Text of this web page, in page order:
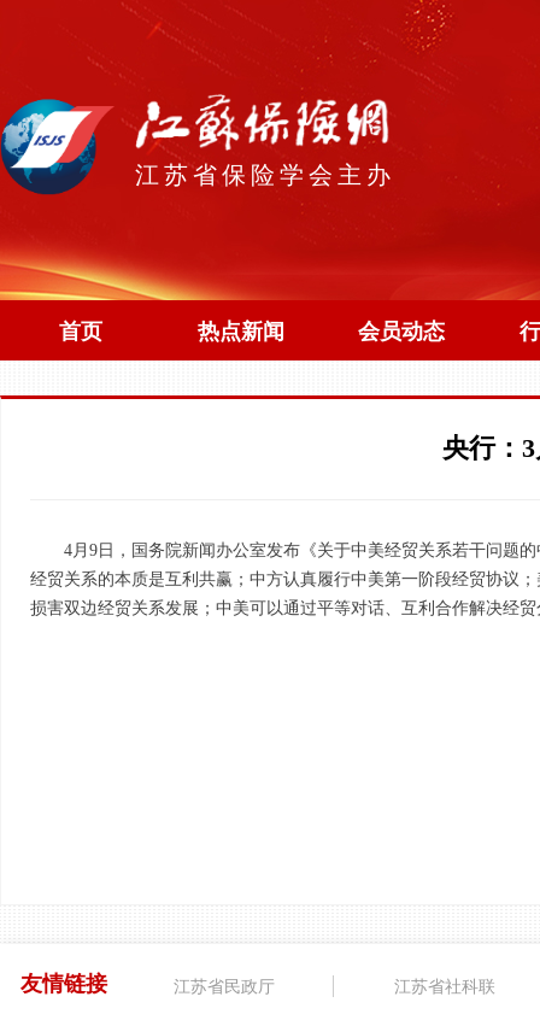
首页 热点新闻 会员动态
江苏省保险学会主办
央行：
4月 9 日，国务院新闻办公室发布《关于中美经贸关系若干问题
经贸关系的本质是互利共赢；中方认真履行中美第一阶段经贸协议
损害双边经贸关系发展；中美可以通过平等对话、互利合作解决经
江苏省民政厅 江苏省社科联
友情链接